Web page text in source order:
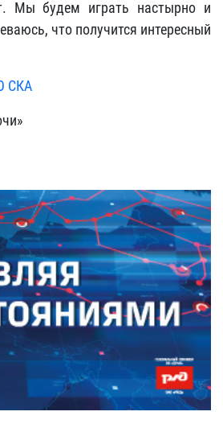
Мы будем играть настырно и
что получится интересный
СКА